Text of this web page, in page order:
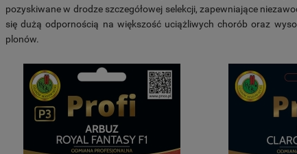
pozyskiwane w drodze szczegółowej selekcji, zapewniające
się dużą odpornością na większość uciążliwych chorób oraz
plonów.